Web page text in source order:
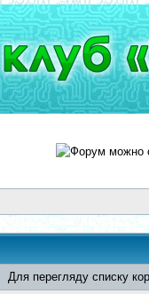
Для перегляду списку